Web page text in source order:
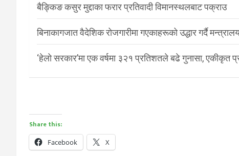
बैङ्किङ कसुर मुद्दाका फरार प्रतिवादी विमानस्थलबाट पक्राउ
बिनाकागजात वैदेशिक रोजगारीमा गएकाहरूको उद्धार गर्दै
‘हेलो सरकार’मा एक वर्षमा ३२१ प्रतिशतले बढे गुनासा, एकीकृत
Share this:
Facebook X